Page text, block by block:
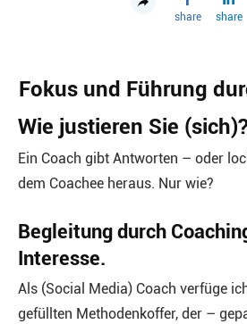
share share
Fokus und Führung
Wie justieren Sie
Ein Coach gibt Antworten – oder
dem Coachee heraus. Nur wie?
Begleitung durch
Interesse.
Als (Social Media) Coach verfüge
gefüllten Methodenkoffer, der –